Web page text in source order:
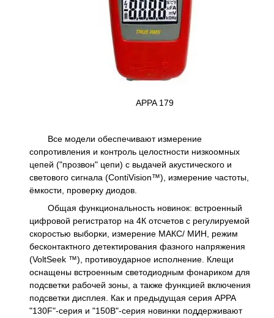
APPA 179
Все модели обеспечивают измерение
сопротивления и контроль целостности низкоомных
цепей ("прозвон" цепи) с выдачей акустического и
светового сигнала (ContiVision™), измерение частоты,
ёмкости, проверку диодов.
Общая функциональность новинок: встроенный
цифровой регистратор на 4К отсчетов с регулируемой
скоростью выборки, измерение МАКС/ МИН, режим
бесконтактного детектирования фазного напряжения
(VoltSeek ™), противоударное исполнение. Клещи
оснащены встроенным светодиодным фонариком для
подсветки рабочей зоны, а также функцией включения
подсветки дисплея. Как и предыдущая серия APPA
"130F"-серия и "150B"-серия новинки поддерживают